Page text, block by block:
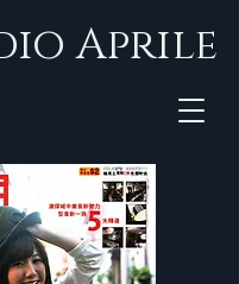
Aprile